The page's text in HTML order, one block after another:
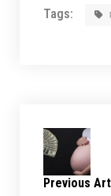
Tags:
Previous